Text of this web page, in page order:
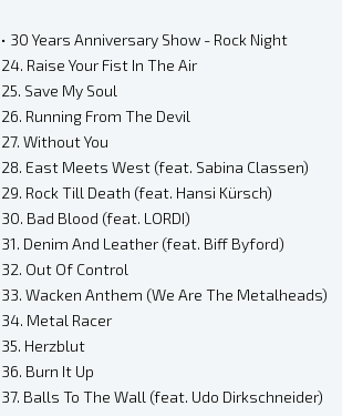
• 30 Years Anniversary Show - Rock Night
24. Raise Your Fist In The Air
25. Save My Soul
26. Running From The Devil
27. Without You
28. East Meets West (feat. Sabina Classen)
29. Rock Till Death (feat. Hansi Kürsch)
30. Bad Blood (feat. LORDI)
31. Denim And Leather (feat. Biff Byford)
32. Out Of Control
33. Wacken Anthem (We Are The Metalheads)
34. Metal Racer
35. Herzblut
36. Burn It Up
37. Balls To The Wall (feat. Udo Dirkschneider)